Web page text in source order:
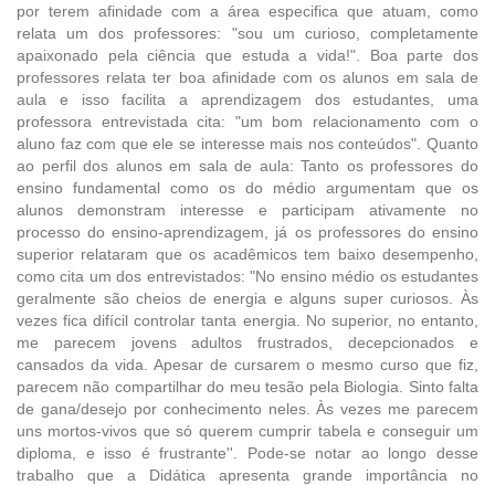
por terem afinidade com a área especifica que atuam, como
relata um dos professores: "sou um curioso, completamente
apaixonado pela ciência que estuda a vida!". Boa parte dos
professores relata ter boa afinidade com os alunos em sala de
aula e isso facilita a aprendizagem dos estudantes, uma
professora entrevistada cita: "um bom relacionamento com o
aluno faz com que ele se interesse mais nos conteúdos". Quanto
ao perfil dos alunos em sala de aula: Tanto os professores do
ensino fundamental como os do médio argumentam que os
alunos demonstram interesse e participam ativamente no
processo do ensino-aprendizagem, já os professores do ensino
superior relataram que os acadêmicos tem baixo desempenho,
como cita um dos entrevistados: "No ensino médio os estudantes
geralmente são cheios de energia e alguns super curiosos. Às
vezes fica difícil controlar tanta energia. No superior, no entanto,
me parecem jovens adultos frustrados, decepcionados e
cansados da vida. Apesar de cursarem o mesmo curso que fiz,
parecem não compartilhar do meu tesão pela Biologia. Sinto falta
de gana/desejo por conhecimento neles. Às vezes me parecem
uns mortos-vivos que só querem cumprir tabela e conseguir um
diploma, e isso é frustrante''. Pode-se notar ao longo desse
trabalho que a Didática apresenta grande importância no